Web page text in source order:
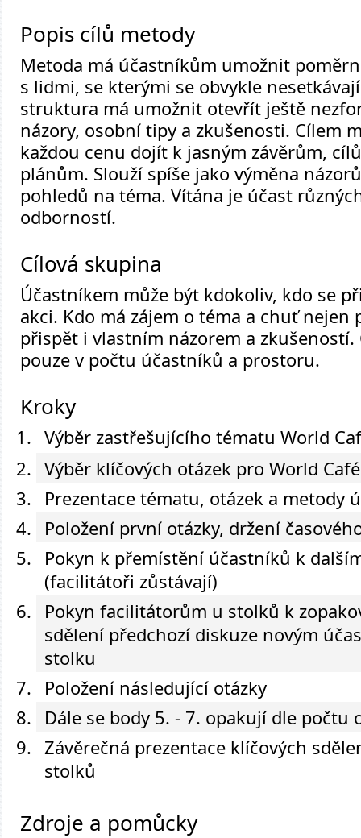
Popis cílů metody
Metoda má účastníkům umožnit
s lidmi, se kterými se obvykle
struktura má umožnit otevřít ještě
názory, osobní tipy a zkušenosti. Cílem
každou cenu dojít k jasným závěrům,
plánům. Slouží spíše jako výměna
pohledů na téma. Vítána je účast
odborností.
Cílová skupina
Účastníkem může být kdokoliv, kdo se
akci. Kdo má zájem o téma a chuť nejen
přispět i vlastním názorem a zkušeností.
pouze v počtu účastníků a prostoru.
Kroky
Výběr zastřešujícího tématu World
Výběr klíčových otázek pro World Café
Prezentace tématu, otázek a metody
Položení první otázky, držení
Pokyn k přemístění účastníků k
(facilitátoři zůstávají)
Pokyn facilitátorům u stolků k
sdělení předchozí diskuze novým
stolku
Položení následující otázky
Dále se body 5. - 7. opakují dle počtu
Závěrečná prezentace klíčových
stolků
Zdroje a pomůcky